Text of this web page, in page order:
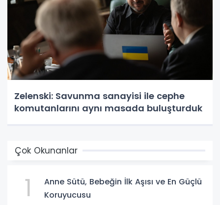
Zelenski: Savunma sanayisi ile cephe
komutanlarını aynı masada buluşturduk
Çok Okunanlar
1
Anne Sütü, Bebeğin İlk Aşısı ve En Güçlü
Koruyucusu